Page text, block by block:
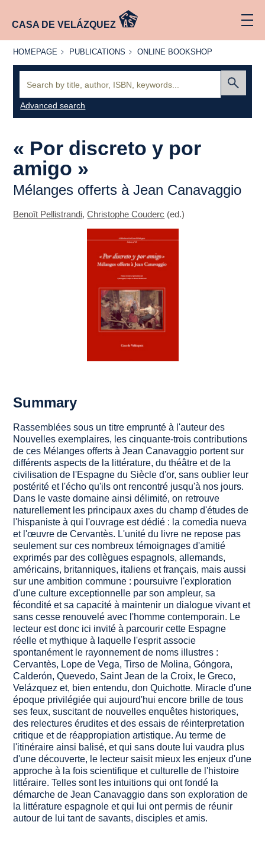
CASA DE VELÁZQUEZ
HOMEPAGE
HOMEPAGE PUBLICATIONS
PUBLICATIONS
ONLINE
ONLINE BOOKSHOP
Advanced search
« Por discreto y por
amigo »
Mélanges offerts à Jean Canavaggio
Benoît Pellistrandi,Christophe Couderc (ed.)
Summary
Rassemblées sous un titre emprunté à l'auteur des
Nouvelles exemplaires, les cinquante-trois contributions
de ces Mélanges offerts à Jean Canavaggio portent sur
différents aspects de la littérature, du théâtre et de la
civilisation de l'Espagne du Siècle d'or, sans oublier leur
postérité et l'écho qu'ils ont rencontré jusqu'à nos jours.
Dans le vaste domaine ainsi délimité, on retrouve
naturellement les principaux axes du champ d'études de
l'hispaniste à qui l'ouvrage est dédié : la comedia nueva
et l'œuvre de Cervantès. L'unité du livre ne repose pas
seulement sur ces nombreux témoignages d'amitié
exprimés par des collègues espagnols, allemands,
américains, britanniques, italiens et français, mais aussi
sur une ambition commune : poursuivre l'exploration
d'une culture exceptionnelle par son ampleur, sa
fécondité et sa capacité à maintenir un dialogue vivant et
sans cesse renouvelé avec l'homme contemporain. Le
lecteur est donc ici invité à parcourir cette Espagne
réelle et mythique à laquelle l'esprit associe
spontanément le rayonnement de noms illustres :
Cervantès, Lope de Vega, Tirso de Molina, Góngora,
Calderón, Quevedo, Saint Jean de la Croix, le Greco,
Velázquez et, bien entendu, don Quichotte. Miracle d'une
époque privilégiée qui aujourd'hui encore brille de tous
ses feux, suscitant de nouvelles enquêtes historiques,
des relectures érudites et des essais de réinterpretation
critique et de réappropiation artistique. Au terme de
l'itinéraire ainsi balisé, et qui sans doute lui vaudra plus
d'une découverte, le lecteur saisit mieux les enjeux d'une
approche à la fois scientifique et culturelle de l'histoire
littéraire. Telles sont les intuitions qui ont fondé la
démarche de Jean Canavaggio dans son exploration de
la littérature espagnole et qui lui ont permis de réunir
autour de lui tant de savants, disciples et amis.